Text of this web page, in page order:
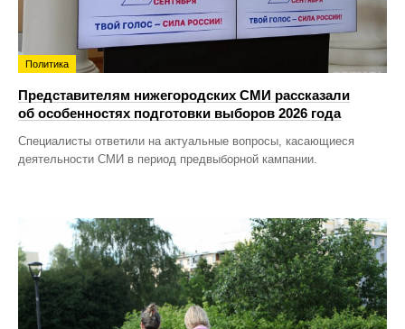
Политика
Представителям нижегородских СМИ рассказали
об особенностях подготовки выборов 2026 года
Специалисты ответили на актуальные вопросы, касающиеся
деятельности СМИ в период предвыборной кампании.